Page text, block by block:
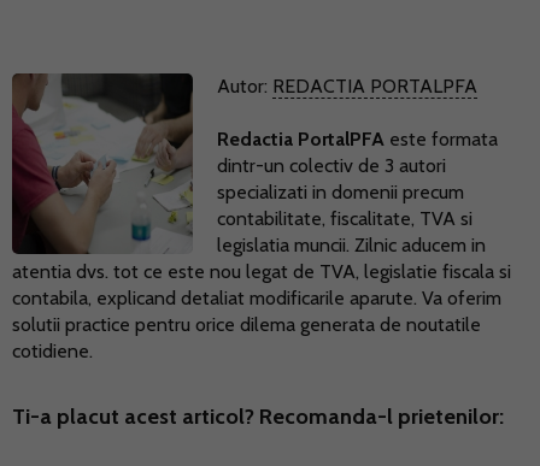
Autor: REDACTIA PORTALPFA
Redactia PortalPFA este formata
dintr-un colectiv de 3 autori
specializati in domenii precum
contabilitate, fiscalitate, TVA si
legislatia muncii. Zilnic aducem in
atentia dvs. tot ce este nou legat de TVA, legislatie fiscala si
contabila, explicand detaliat modificarile aparute. Va oferim
solutii practice pentru orice dilema generata de noutatile
cotidiene.
Ti-a placut acest articol? Recomanda-l prietenilor: